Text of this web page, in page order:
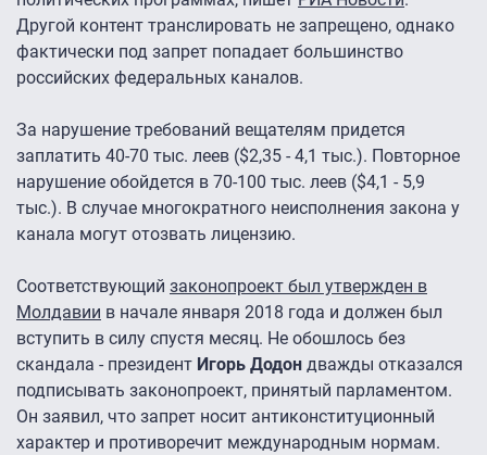
Другой контент транслировать не запрещено, однако
фактически под запрет попадает большинство
российских федеральных каналов.
За нарушение требований вещателям придется
заплатить 40-70 тыс. леев ($2,35 - 4,1 тыс.). Повторное
нарушение обойдется в 70-100 тыс. леев ($4,1 - 5,9
тыс.). В случае многократного неисполнения закона у
канала могут отозвать лицензию.
Соответствующий законопроект был утвержден в
Молдавии в начале января 2018 года и должен был
вступить в силу спустя месяц. Не обошлось без
скандала - президент Игорь Додон дважды отказался
подписывать законопроект, принятый парламентом.
Он заявил, что запрет носит антиконституционный
характер и противоречит международным нормам.